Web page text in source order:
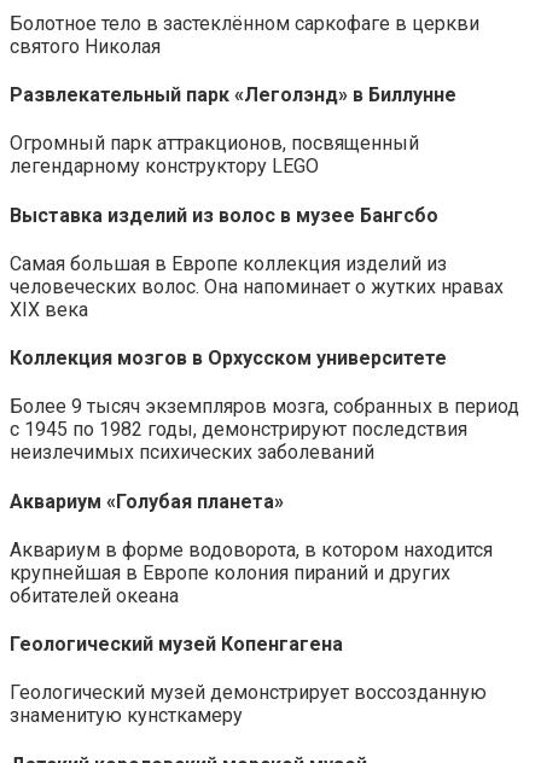
Болотное тело в застеклённом саркофаге в церкви
святого Николая
Развлекательный парк «Леголэнд» в Биллунне
Огромный парк аттракционов, посвященный
легендарному конструктору LEGO
Выставка изделий из волос в музее Бангсбо
Самая большая в Европе коллекция изделий из
человеческих волос. Она напоминает о жутких нравах
XIX века
Коллекция мозгов в Орхусском университете
Более 9 тысяч экземпляров мозга, собранных в период
с 1945 по 1982 годы, демонстрируют последствия
неизлечимых психических заболеваний
Аквариум «Голубая планета»
Аквариум в форме водоворота, в котором находится
крупнейшая в Европе колония пираний и других
обитателей океана
Геологический музей Копенгагена
Геологический музей демонстрирует воссозданную
знаменитую кунсткамеру